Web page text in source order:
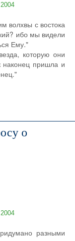
волхвы с востока
ибо мы видели
Ему."
которую они
наконец пришла и
о
разными